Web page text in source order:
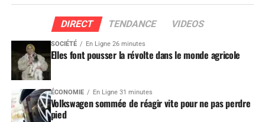
DIRECT TENDANCE VIDEOS
SOCIÉTÉ En Ligne 26 minutes
Elles font pousser la révolte dans le monde agricole
ÉCONOMIE En Ligne 31 minutes
Volkswagen sommée de réagir vite pour ne pas perdre
pied